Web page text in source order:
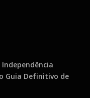
Guia Definitivo de